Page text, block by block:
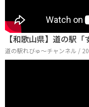
【和歌山県】道の駅「
道の駅れびゅ〜チャンネル /